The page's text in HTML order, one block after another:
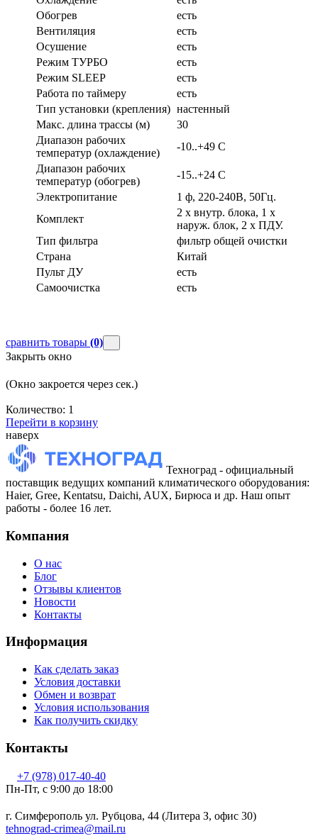
Обогрев
есть
Вентиляция
есть
Осушение
есть
Режим ТУРБО
есть
Режим SLEEP
есть
Работа по таймеру
есть
Тип установки (крепления) настенный
Макс. длина трассы (м)
30
Диапазон рабочих
температур (охлаждение)
-10..+49 С
Диапазон рабочих
температур (обогрев)
-15..+24 С
Электропитание
1 ф, 220-240В, 50Гц.
Комплект
2 х внутр. блока, 1 х
наруж. блок, 2 х ПДУ.
Тип фильтра
фильтр общей очистки
Страна
Китай
Пульт ДУ
есть
Самоочистка
есть
сравнить товары (0)
Закрыть окно
(Окно закроется через сек.)
Количество: 1
Перейти в корзину
наверх
Техноград - официальный
поставщик ведущих компаний климатического оборудования:
Haier, Gree, Kentatsu, Daichi, AUX, Бирюса и др. Наш опыт
работы - более 16 лет.
Компания
О нас
Блог
Отзывы клиентов
Новости
Контакты
Информация
Как сделать заказ
Условия доставки
Обмен и возврат
Условия использования
Как получить скидку
Контакты
+7 (978) 017-40-40
Пн-Пт, c 9:00 до 18:00
г. Симферополь ул. Рубцова, 44 (Литера З, офис 30)
tehnograd-crimea@mail.ru